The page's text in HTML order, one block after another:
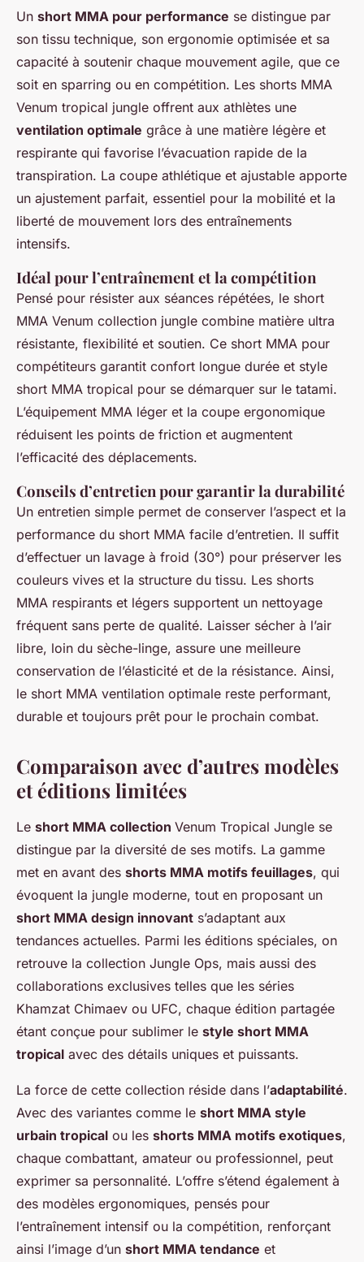
Un short MMA pour performance se distingue par
son tissu technique, son ergonomie optimisée et sa
capacité à soutenir chaque mouvement agile, que ce
soit en sparring ou en compétition. Les shorts MMA
Venum tropical jungle offrent aux athlètes une
ventilation optimale grâce à une matière légère et
respirante qui favorise l’évacuation rapide de la
transpiration. La coupe athlétique et ajustable apporte
un ajustement parfait, essentiel pour la mobilité et la
liberté de mouvement lors des entraînements
intensifs.
Idéal pour l’entraînement et la compétition
Pensé pour résister aux séances répétées, le short
MMA Venum collection jungle combine matière ultra
résistante, flexibilité et soutien. Ce short MMA pour
compétiteurs garantit confort longue durée et style
short MMA tropical pour se démarquer sur le tatami.
L’équipement MMA léger et la coupe ergonomique
réduisent les points de friction et augmentent
l’efficacité des déplacements.
Conseils d’entretien pour garantir la durabilité
Un entretien simple permet de conserver l’aspect et la
performance du short MMA facile d’entretien. Il suffit
d’effectuer un lavage à froid (30°) pour préserver les
couleurs vives et la structure du tissu. Les shorts
MMA respirants et légers supportent un nettoyage
fréquent sans perte de qualité. Laisser sécher à l’air
libre, loin du sèche-linge, assure une meilleure
conservation de l’élasticité et de la résistance. Ainsi,
le short MMA ventilation optimale reste performant,
durable et toujours prêt pour le prochain combat.
Comparaison avec d’autres modèles
et éditions limitées
Le short MMA collection Venum Tropical Jungle se
distingue par la diversité de ses motifs. La gamme
met en avant des shorts MMA motifs feuillages, qui
évoquent la jungle moderne, tout en proposant un
short MMA design innovant s’adaptant aux
tendances actuelles. Parmi les éditions spéciales, on
retrouve la collection Jungle Ops, mais aussi des
collaborations exclusives telles que les séries
Khamzat Chimaev ou UFC, chaque édition partagée
étant conçue pour sublimer le style short MMA
tropical avec des détails uniques et puissants.
La force de cette collection réside dans l’adaptabilité.
Avec des variantes comme le short MMA style
urbain tropical ou les shorts MMA motifs exotiques,
chaque combattant, amateur ou professionnel, peut
exprimer sa personnalité. L’offre s’étend également à
des modèles ergonomiques, pensés pour
l’entraînement intensif ou la compétition, renforçant
ainsi l’image d’un short MMA tendance et